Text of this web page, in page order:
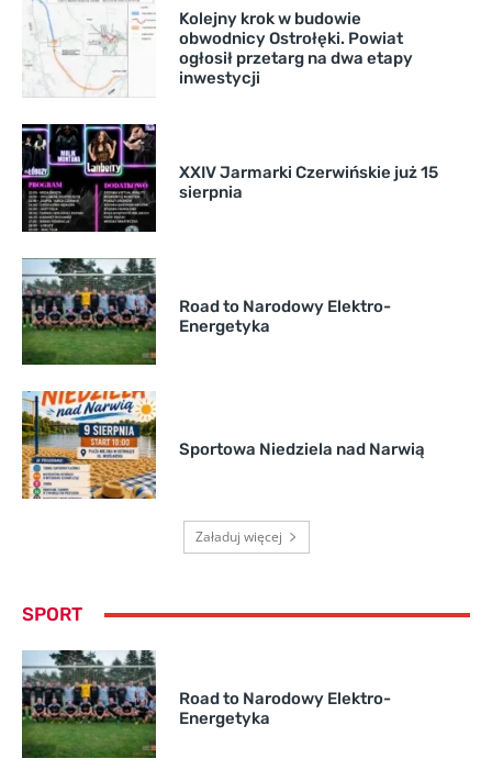
Kolejny krok w budowie
obwodnicy Ostrołęki. Powiat
ogłosił przetarg na dwa etapy
inwestycji
XXIV Jarmarki Czerwińskie już 15
sierpnia
Road to Narodowy Elektro-
Energetyka
Sportowa Niedziela nad Narwią
Załaduj więcej
SPORT
Road to Narodowy Elektro-
Energetyka